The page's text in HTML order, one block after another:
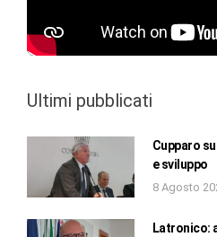
Ultimi pubblicati
Cupparo
e sviluppo
8 Agosto
Latronico: